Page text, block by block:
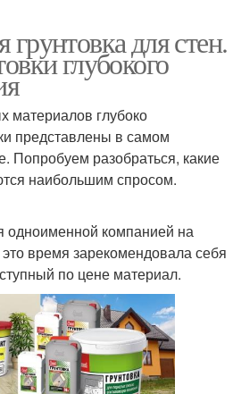
для стен.
глубокого
материалов глубоко
представлены в самом
Попробуем разобраться, какие
наибольшим спросом.
одноименной компанией на
время зарекомендовала себя
по цене материал.